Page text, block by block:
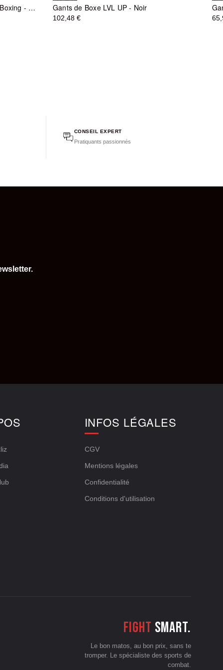
Gants de Boxe REVO - King Pro Boxing - Noir Gants de Boxe LVL UP - Noir
102,48 €
CONSEIL EXPERT
Pratiquants passionnés
INFOS LÉGALES
CGV
Mentions légales
Confidentialité
Conditions d'utilisation
Fight smart.
Le bon matos, au bon prix, sans te
tromper. Le spécialiste des sports de
combat.